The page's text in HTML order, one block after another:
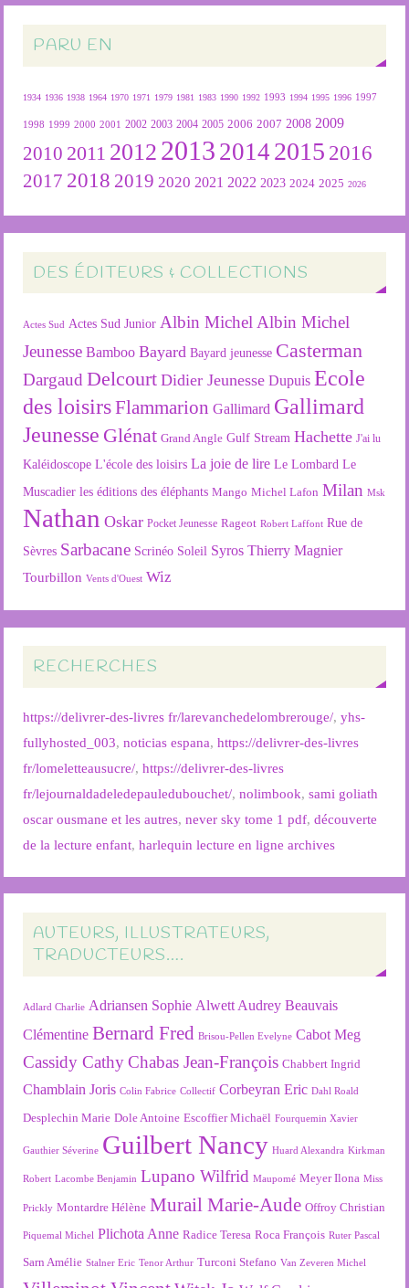
PARU EN
1934 1936 1938 1964 1970 1971 1979 1981 1983 1990 1992 1993 1994 1995 1996 1997
1998 1999 2000 2001 2002 2003 2004 2005 2006 2007 2008 2009
2010 2011 2012 2013 2014 2015 2016
2017 2018 2019 2020 2021 2022 2023 2024 2025 2026
DES ÉDITEURS & COLLECTIONS
Actes Sud Actes Sud Junior Albin Michel Albin Michel
Jeunesse Bamboo Bayard Bayard jeunesse Casterman
Dargaud Delcourt Didier Jeunesse Dupuis Ecole
des loisirsFlammarion Gallimard Gallimard
Jeunesse Glénat Grand Angle Gulf Stream Hachette J'ai lu
Kaléidoscope L'école des loisirs La joie de lire Le Lombard Le
Muscadier les éditions des éléphants Mango Michel Lafon Milan Msk
Nathan Oskar Pocket Jeunesse Rageot Robert Laffont Rue de
Sèvres Sarbacane Scrinéo Soleil Syros Thierry Magnier
Tourbillon Vents d'Ouest Wiz
RECHERCHES
https://delivrer-des-livres fr/larevanchedelombrerouge/,yhs-
fullyhosted_003,noticias espana,https://delivrer-des-livres
fr/lomeletteausucre/,https://delivrer-des-livres
fr/lejournaldadeledepauledubouchet/,nolimbook,sami goliath
oscar ousmane et les autres,never sky tome 1 pdf,découverte
de la lecture enfant,harlequin lecture en ligne archives
AUTEURS, ILLUSTRATEURS,
TRADUCTEURS….
Adlard Charlie Adriansen Sophie Alwett Audrey Beauvais
Clémentine Bernard Fred Brisou-Pellen Evelyne Cabot Meg
Cassidy Cathy Chabas Jean-François Chabbert Ingrid
Chamblain Joris Colin Fabrice Collectif Corbeyran Eric Dahl Roald
Desplechin Marie Dole Antoine Escoffier Michaël Fourquemin Xavier
Gauthier Séverine Guilbert Nancy Huard Alexandra Kirkman
Robert Lacombe Benjamin Lupano Wilfrid Maupomé Meyer Ilona Miss
Prickly Montardre Hélène Murail Marie-Aude Offroy Christian
Piquemal Michel Plichota Anne Radice Teresa Roca François Ruter Pascal
Sarn Amélie Stalner Eric Tenor Arthur Turconi Stefano Van Zeveren Michel